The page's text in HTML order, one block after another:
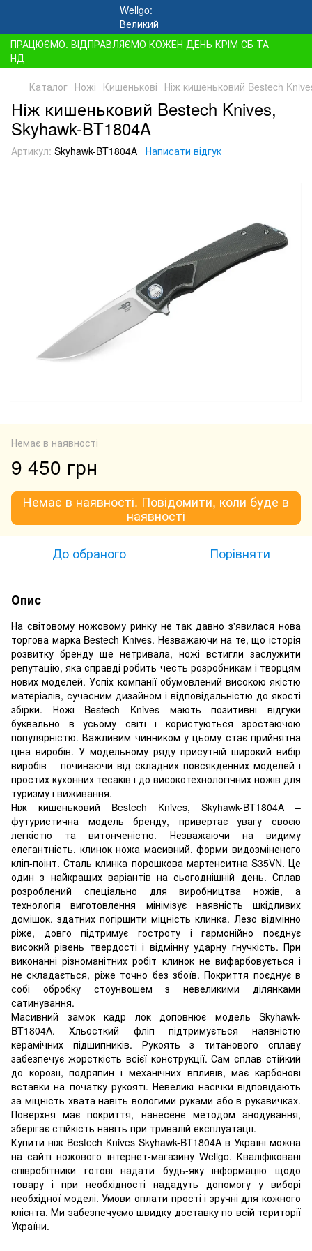
ПРАЦЮЄМО. ВІДПРАВЛЯЄМО КОЖЕН ДЕНЬ КРІМ СБ ТА
НД
Каталог Ножі Кишенькові Ніж кишеньковий Bestech
Ніж кишеньковий Bestech Knives,
Skyhawk-BT1804A
Артикул: Skyhawk-BT1804A Написати відгук
Немає в наявності
9 450 грн
Немає в наявності. Повідомити, коли буде в
наявності
До обраного Порівняти
Опис
На світовому ножовому ринку не так давно з'явилася нова
торгова марка Bestech Knives. Незважаючи на те, що історія
розвитку бренду ще нетривала, ножі встигли заслужити
репутацію, яка справді робить честь розробникам і творцям
нових моделей. Успіх компанії обумовлений високою якістю
матеріалів, сучасним дизайном і відповідальністю до якості
збірки. Ножі Bestech Knives мають позитивні відгуки
буквально в усьому світі і користуються зростаючою
популярністю. Важливим чинником у цьому стає прийнятна
ціна виробів. У модельному ряду присутній широкий вибір
виробів – починаючи від складних повсякденних моделей і
простих кухонних тесаків і до високотехнологічних ножів для
туризму і виживання.
Ніж кишеньковий Bestech Knives, Skyhawk-BT1804A –
футуристична модель бренду, привертає увагу своєю
легкістю та витонченістю. Незважаючи на видиму
елегантність, клинок ножа масивний, форми видозміненого
кліп-поінт. Сталь клинка порошкова мартенситна S35VN. Це
один з найкращих варіантів на сьогоднішній день. Сплав
розроблений спеціально для виробництва ножів, а
технологія виготовлення мінімізує наявність шкідливих
домішок, здатних погіршити міцність клинка. Лезо відмінно
ріже, довго підтримує гостроту і гармонійно поєднує
високий рівень твердості і відмінну ударну гнучкість. При
виконанні різноманітних робіт клинок не вифарбовується і
не складається, ріже точно без збоїв. Покриття поєднує в
собі обробку стоунвошем з невеликими ділянками
сатинування.
Масивний замок кадр лок доповнює модель Skyhawk-
BT1804A. Хльосткий фліп підтримується наявністю
керамічних підшипників. Рукоять з титанового сплаву
забезпечує жорсткість всієї конструкції. Сам сплав стійкий
до корозії, подряпин і механічних впливів, має карбонові
вставки на початку рукояті. Невеликі насічки відповідають
за міцність хвата навіть вологими руками або в рукавичках.
Поверхня має покриття, нанесене методом анодування,
зберігає стійкість навіть при тривалій експлуатації.
Купити ніж Bestech Knives Skyhawk-BT1804A в Україні можна
на сайті ножового інтернет-магазину Wellgo. Кваліфіковані
співробітники готові надати будь-яку інформацію щодо
товару і при необхідності нададуть допомогу у виборі
необхідної моделі. Умови оплати прості і зручні для кожного
клієнта. Ми забезпечуємо швидку доставку по всій території
України.